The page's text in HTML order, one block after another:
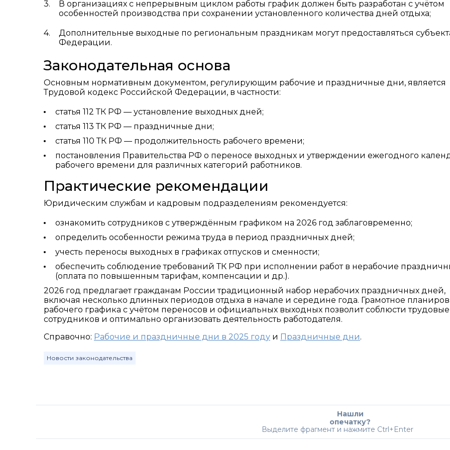
В организациях с непрерывным циклом работы график должен быть разработан с учётом
особенностей производства при сохранении установленного количества дней отдыха;
Дополнительные выходные по региональным праздникам могут предоставляться
Федерации.
Законодательная основа
Основным нормативным документом, регулирующим рабочие и праздничные дни, является
Трудовой кодекс Российской Федерации, в частности:
статья 112 ТК РФ — установление выходных дней;
статья 113 ТК РФ — праздничные дни;
статья 110 ТК РФ — продолжительность рабочего времени;
постановления Правительства РФ о переносе выходных и утверждении ежегодного
рабочего времени для различных категорий работников.
Практические рекомендации
Юридическим службам и кадровым подразделениям рекомендуется:
ознакомить сотрудников с утверждённым графиком на 2026 год заблаговременно;
определить особенности режима труда в период праздничных дней;
учесть переносы выходных в графиках отпусков и сменности;
обеспечить соблюдение требований ТК РФ при исполнении работ в нерабочие
(оплата по повышенным тарифам, компенсации и др.).
2026 год предлагает гражданам России традиционный набор нерабочих праздничных дней,
включая несколько длинных периодов отдыха в начале и середине года. Грамотное
рабочего графика с учётом переносов и официальных выходных позволит соблюсти
сотрудников и оптимально организовать деятельность работодателя.
Справочно: Рабочие и праздничные дни в 2025 году и Праздничные дни.
Новости законодательства
Нашли
опечатку?
Выделите фрагмент и нажмите Ctrl+Enter